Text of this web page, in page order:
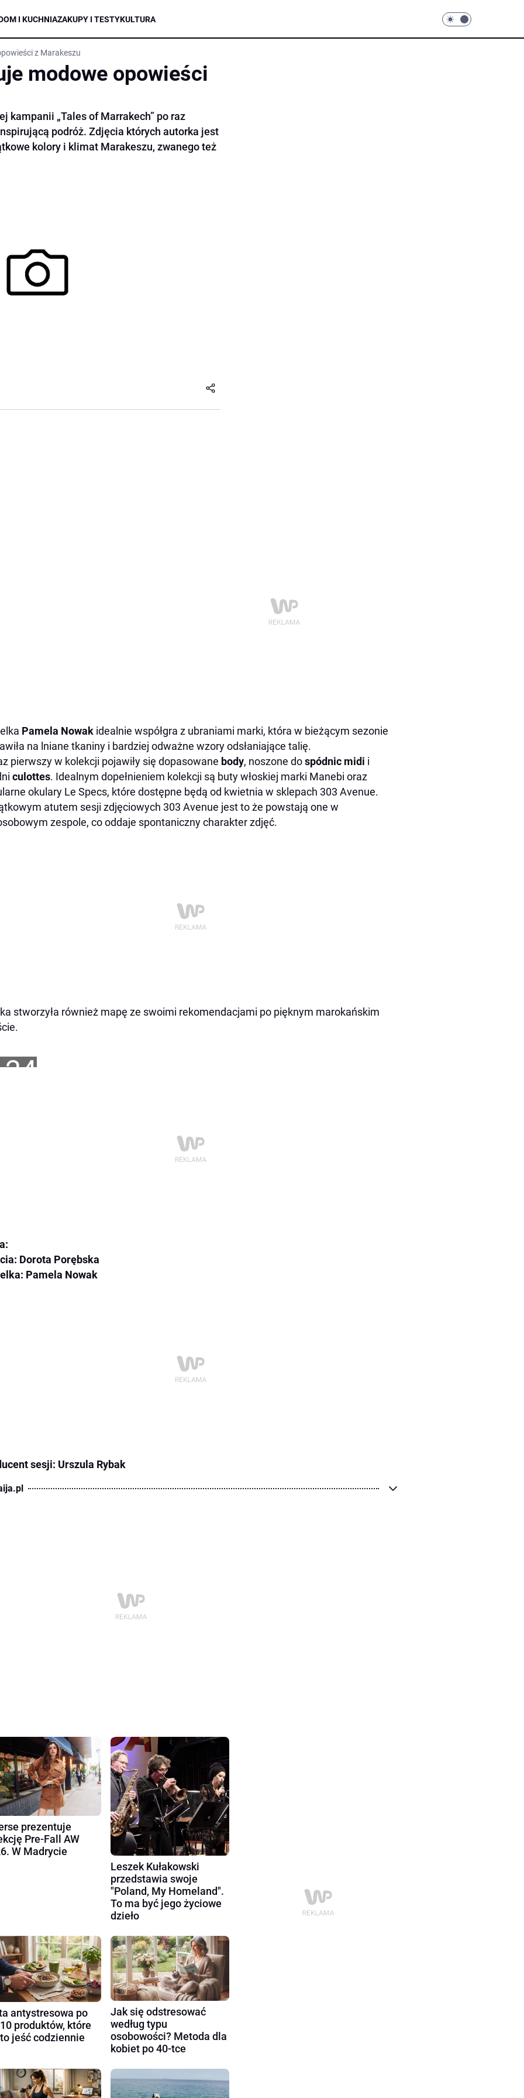
I KUCHNIAZAKUPY I TESTYKULTURA
z Marakeszu
modowe opowieści
kampanii „Tales of Marrakech” po raz
podróż. Zdjęcia których autorka jest
kolory i klimat Marakeszu, zwanego też
Pamela Nowak idealnie współgra z ubraniami marki, która w bieżącym sezonie
na lniane tkaniny i bardziej odważne wzory odsłaniające talię.
pierwszy w kolekcji pojawiły się dopasowane body, noszone dospódnic midi i
culottes. Idealnym dopełnieniem kolekcji są buty włoskiej marki Manebi oraz
okulary Le Specs, które dostępne będą od kwietnia w sklepach 303 Avenue.
atutem sesji zdjęciowych 303 Avenue jest to że powstają one w
zespole, co oddaje spontaniczny charakter zdjęć.
stworzyła również mapę ze swoimi rekomendacjami po pięknym marokańskim
Dorota Porębska
Pamela Nowak
sesji: Urszula Rybak
prezentuje
Pre-Fall AW
W Madrycie
Leszek Kułakowski
przedstawia swoje
"Poland, My Homeland".
To ma być jego życiowe
dzieło
antystresowa po
produktów, które
jeść codziennie
Jak się odstresować
według typu
osobowości? Metoda dla
kobiet po 40-tce